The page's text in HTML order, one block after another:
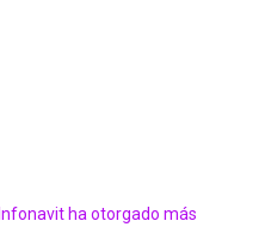
Infonavit ha otorgado más